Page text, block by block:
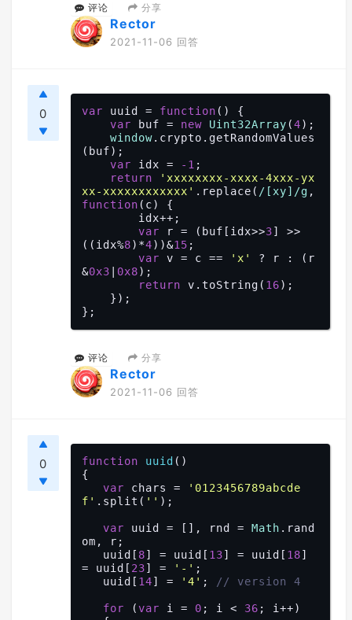
评论 分享
Rector
2021-11-06 回答
0 var uuid = function ( ) {
var buf = new Uint32Array (4);
window.crypto.getRandomValues
(buf);
var idx = -1 ;
return
'xxxxxxxx-xxxx-4xxx-yx
xx-xxxxxxxxxxxx' .replace( /[xy]/g
function ( c) {
var r = (buf[idx>>3] >>
((idx%8)*4))&15 ;
var v = c == 'x'
? r : (r
&0x3 0x8);
return v.toString( 16);
评论 分享
Rector
2021-11-06 回答
0 function uuid (
{
var chars =
'0123456789abcde
f' .split( '' );
var uuid = [], rnd = Math .rand
om, r;
   uuid[
8] = uuid[ 13] = uuid[ 18]
= uuid[ 23] = '-' ;
   uuid[
14] = '4' ; // version 4
for (var i = 0 ; i < 36 ; i++)